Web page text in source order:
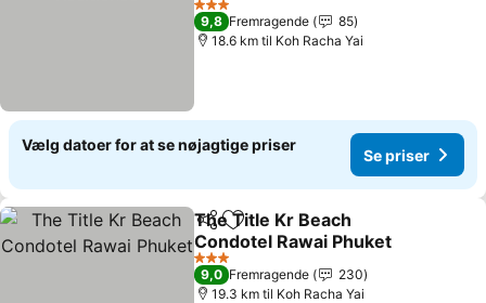
3 Stjerner
9,8 Fremragende
85
18.6 km til Koh Racha Yai
Vælg datoer for at se nøjagtige priser
Se priser
Del Føj til favoritter
The Title Kr Beach
Condotel Rawai Phuket
3 Stjerner
9,0 Fremragende
230
19.3 km til Koh Racha Yai